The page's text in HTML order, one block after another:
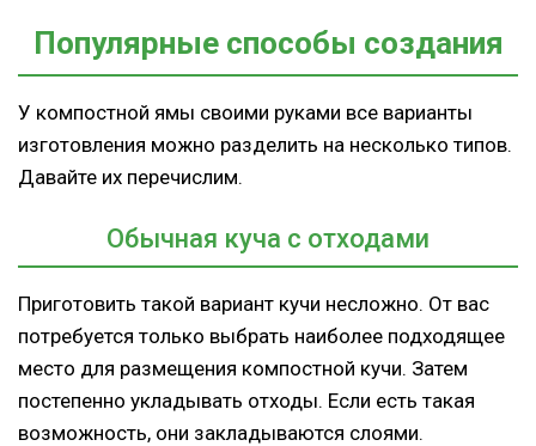
Популярные способы создания
У компостной ямы своими руками все варианты
изготовления можно разделить на несколько типов.
Давайте их перечислим.
Обычная куча с отходами
Приготовить такой вариант кучи несложно. От вас
потребуется только выбрать наиболее подходящее
место для размещения компостной кучи. Затем
постепенно укладывать отходы. Если есть такая
возможность, они закладываются слоями.